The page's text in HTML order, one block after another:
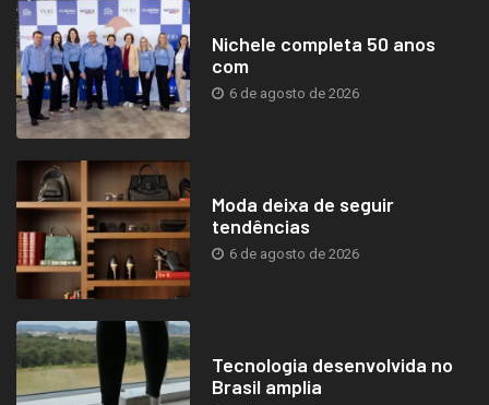
Nichele completa 50 anos
com
6 de agosto de 2026
Moda deixa de seguir
tendências
6 de agosto de 2026
Tecnologia desenvolvida no
Brasil amplia